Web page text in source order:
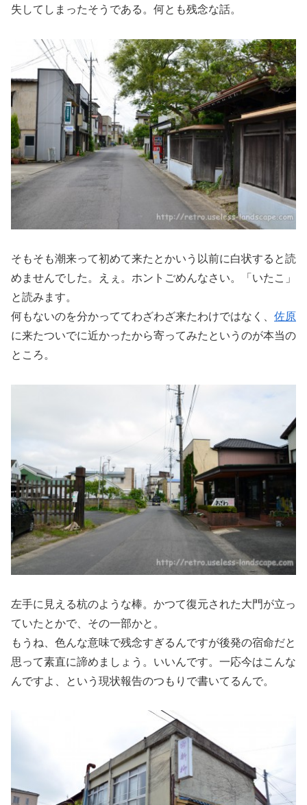
失してしまったそうである。何とも残念な話。
そもそも潮来って初めて来たとかいう以前に白状すると読
めませんでした。えぇ。ホントごめんなさい。「いたこ」
と読みます。
何もないのを分かっててわざわざ来たわけではなく、 佐原
に来たついでに近かったから寄ってみたというのが本当の
ところ。
左手に見える杭のような棒。かつて復元された大門が立っ
ていたとかで、その一部かと。
もうね、色んな意味で残念すぎるんですが後発の宿命だと
思って素直に諦めましょう。いいんです。一応今はこんな
んですよ、という現状報告のつもりで書いてるんで。